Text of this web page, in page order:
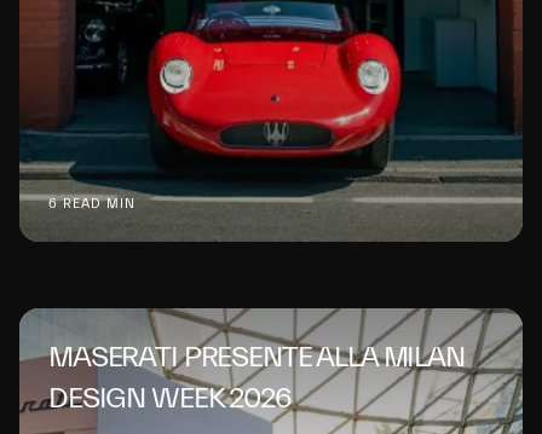
6 READ MIN
MASERATI PRESENTE ALLA MILAN
DESIGN WEEK 2026